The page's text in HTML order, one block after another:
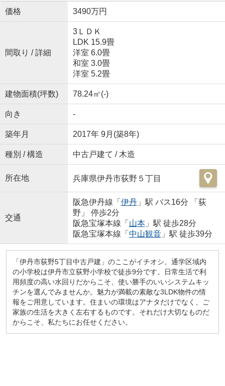
価格 3490万円
間取り / 詳細
3ＬＤＫ
LDK 15.9畳
洋室 6.0畳
和室 3.0畳
洋室 5.2畳
建物面積(坪数) 78.24㎡(-)
向き -
築年月 2017年 9月(築8年)
種別 / 構造 中古戸建て / 木造
所在地 兵庫県伊丹市荻野５丁目
交通
阪急伊丹線「 伊丹」駅 バス16分 「荻
野」 停歩2分
阪急宝塚本線「 山本」駅 徒歩28分
阪急宝塚本線「 中山観音」駅 徒歩39分
「伊丹市荻野5丁目中古戸建」のここがイチオシ。通学区域内
の小学校は伊丹市立荻野小学校で徒歩9分です。日常生活で利
用頻度の高い水回りだからこそ、使い勝手のいいシステムキッ
チンを選んでみませんか。魅力が満載の素敵な3LDK物件の情
報をご用意しています。住まいの環境はアナタだけでなく、ご
家族の生活を大きく左右するものです。それだけ大切なものだ
からこそ、私たちにお任せください。